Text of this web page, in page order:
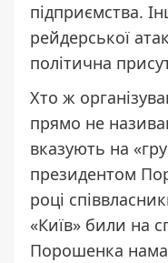
підприємства.
рейдерської
політична
Хто ж
прямо не
вказують на
президентом
році
«Київ» били на
Порошенка